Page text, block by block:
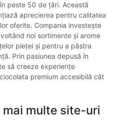
peste 50 de țări. Această
aprecierea pentru calitatea
oferite. Compania investește
noi sortimente și arome
pieței și pentru a păstra
Prin pasiunea depusă în
să creeze experiențe
premium accesibilă cât
multe site-uri